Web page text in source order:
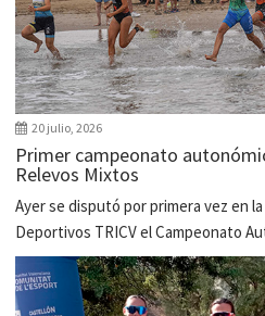
20 julio, 2026
Primer campeonato
Relevos Mixtos
Ayer se disputó por primera vez en
Deportivos TRICV el Campeonato